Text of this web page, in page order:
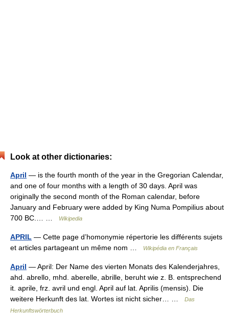
Look at other dictionaries:
April — is the fourth month of the year in the Gregorian Calendar,
and one of four months with a length of 30 days. April was
originally the second month of the Roman calendar, before
January and February were added by King Numa Pompilius about
700 BC.… …
Wikipedia
APRIL — Cette page d’homonymie répertorie les différents sujets
et articles partageant un même nom …
Wikipédia en Français
April — April: Der Name des vierten Monats des Kalenderjahres,
ahd. abrello, mhd. aberelle, abrille, beruht wie z. B. entsprechend
it. aprile, frz. avril und engl. April auf lat. Aprilis (mensis). Die
weitere Herkunft des lat. Wortes ist nicht sicher… …
Das
Herkunftswörterbuch